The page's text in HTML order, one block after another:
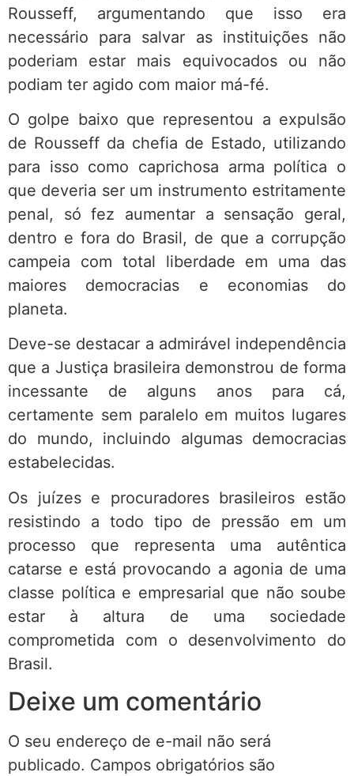
Rousseff, argumentando que isso era
necessário para salvar as instituições não
poderiam estar mais equivocados ou não
podiam ter agido com maior má-fé.
O golpe baixo que representou a expulsão
de Rousseff da chefia de Estado, utilizando
para isso como caprichosa arma política o
que deveria ser um instrumento estritamente
penal, só fez aumentar a sensação geral,
dentro e fora do Brasil, de que a corrupção
campeia com total liberdade em uma das
maiores democracias e economias do
planeta.
Deve-se destacar a admirável independência
que a Justiça brasileira demonstrou de forma
incessante de alguns anos para cá,
certamente sem paralelo em muitos lugares
do mundo, incluindo algumas democracias
estabelecidas.
Os juízes e procuradores brasileiros estão
resistindo a todo tipo de pressão em um
processo que representa uma autêntica
catarse e está provocando a agonia de uma
classe política e empresarial que não soube
estar à altura de uma sociedade
comprometida com o desenvolvimento do
Brasil.
Deixe um comentário
O seu endereço de e-mail não será
publicado. Campos obrigatórios são